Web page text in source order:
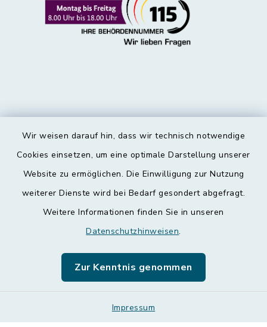
Wir weisen darauf hin, dass wir technisch notwendige
Cookies einsetzen, um eine optimale Darstellung unserer
Website zu ermöglichen. Die Einwilligung zur Nutzung
weiterer Dienste wird bei Bedarf gesondert abgefragt.
Weitere Informationen finden Sie in unseren
Datenschutzhinweisen.
Zur Kenntnis genommen
Impressum
Kontakt
Datenschutz
Leichte Sprache
Sitemap